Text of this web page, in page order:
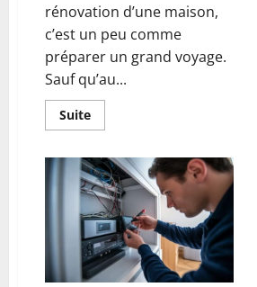
rénovation d’une maison,
c’est un peu comme
préparer un grand voyage.
Sauf qu’au...
SuiteEn
savoir
Rénovation
d’une
maison
:
la
préparation
avant
de
mettre
les